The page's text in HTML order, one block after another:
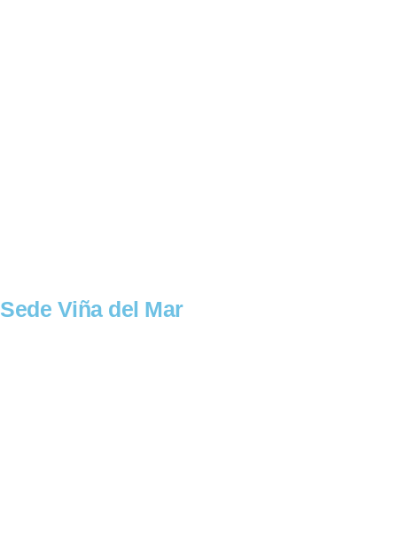
Sede Viña del Mar